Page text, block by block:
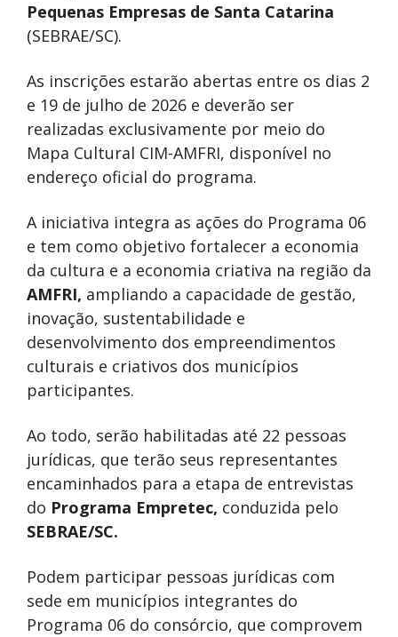
Pequenas Empresas de Santa Catarina
(SEBRAE/SC).
As inscrições estarão abertas entre os dias 2
e 19 de julho de 2026 e deverão ser
realizadas exclusivamente por meio do
Mapa Cultural CIM-AMFRI, disponível no
endereço oficial do programa.
A iniciativa integra as ações do Programa 06
e tem como objetivo fortalecer a economia
da cultura e a economia criativa na região da
AMFRI, ampliando a capacidade de gestão,
inovação, sustentabilidade e
desenvolvimento dos empreendimentos
culturais e criativos dos municípios
participantes.
Ao todo, serão habilitadas até 22 pessoas
jurídicas, que terão seus representantes
encaminhados para a etapa de entrevistas
do Programa Empretec, conduzida pelo
SEBRAE/SC.
Podem participar pessoas jurídicas com
sede em municípios integrantes do
Programa 06 do consórcio, que comprovem